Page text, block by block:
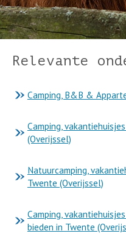
Relevante
Camping, B&B &
Camping,
(Overijssel)
Natuurcamping,
Twente (Overijssel)
Camping,
bieden in Twente